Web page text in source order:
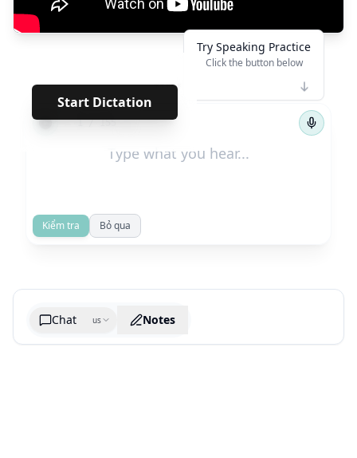
Start Dictation
*****
← 1/155 →
Try Speaking Practice
Click the button below
Kiểm tra Bỏ qua
Chat us Notes